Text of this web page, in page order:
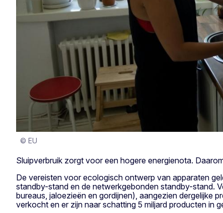
© EU
Sluipverbruik zorgt voor een hogere energienota.
De vereisten voor ecologisch ontwerp van apparaten
standby-stand en de netwerkgebonden standby-stand.
bureaus, jaloezieën en gordijnen), aangezien dergelijke
verkocht en er zijn naar schatting 5 miljard producten in